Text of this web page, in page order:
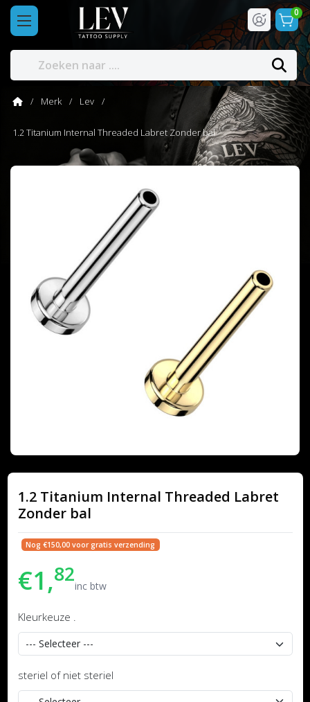
0
Merk Lev
1.2 Titanium Internal Threaded Labret Zonder bal
1.2 Titanium Internal Threaded Labret
Zonder bal
Nog €150,00 voor gratis verzending
€1,82inc btw
Kleurkeuze .
steriel of niet steriel